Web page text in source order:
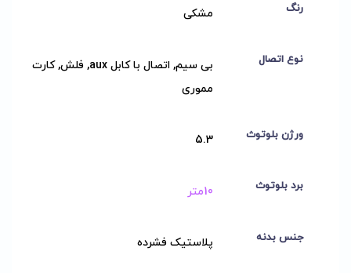
رنگ مشکی
نوع اتصال
بی سیم, اتصال با کابل aux, فلش, کارت
مموری
ورژن بلوتوث 5.3
برد بلوتوث 10متر
جنس بدنه پلاستیک فشرده